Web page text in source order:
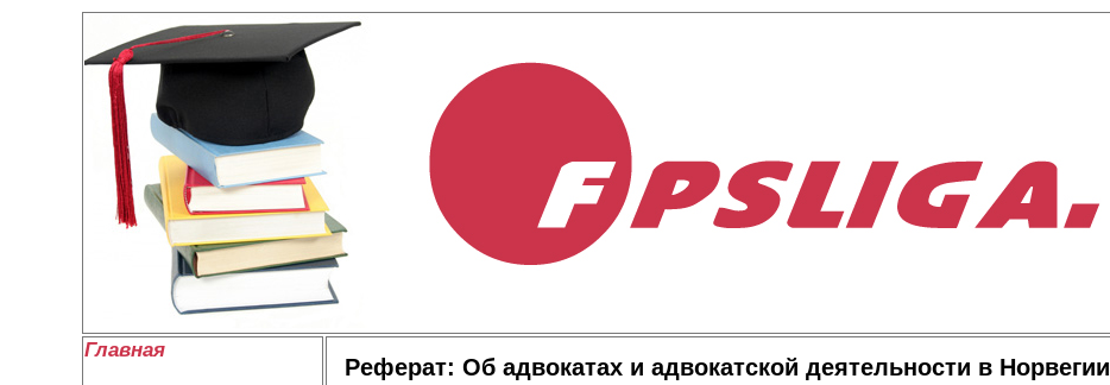
Главная
Реферат: Об адвокатах и адвокатской деятельности в Норвегии